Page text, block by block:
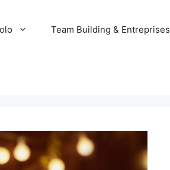
Team Building & Entreprises